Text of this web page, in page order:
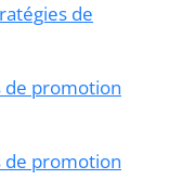
de
de promotion
de promotion